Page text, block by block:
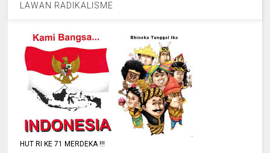
LAWAN RADIKALISME
HUT RI KE 71 MERDEKA !!!